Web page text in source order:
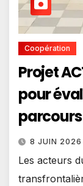
Coopération
Projet
pour
parcours
8 JUIN 2026
Les acteurs